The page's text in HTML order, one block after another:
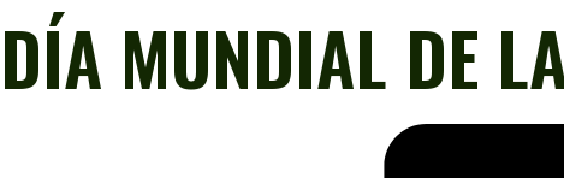
DÍA MUNDIAL DE